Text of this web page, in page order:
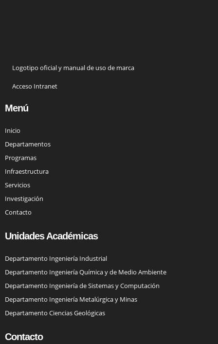
Logotipo oficial y manual de uso de marca
Acceso Intranet
Menú
Inicio
Departamentos
Programas
Infraestructura
Servicios
Investigación
Contacto
Unidades Académicas
Departamento Ingeniería Industrial
Departamento Ingeniería Química y de Medio Ambiente
Departamento Ingeniería de Sistemas y Computación
Departamento Ingeniería Metalúrgica y Minas
Departamento Ciencias Geológicas
Contacto